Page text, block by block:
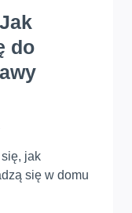
do
jak
się w domu